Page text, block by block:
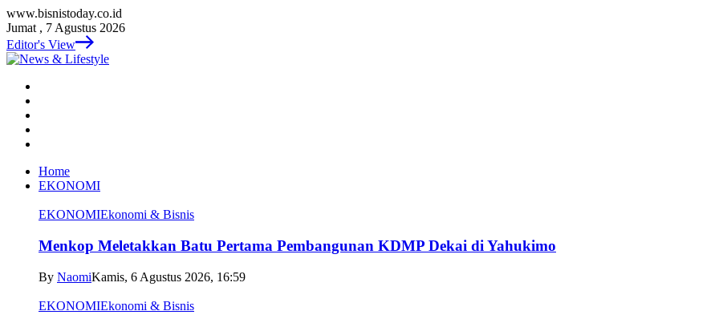
www.bisnistoday.co.id
Jumat , 7 Agustus 2026
Editor's View
Home
EKONOMI
EKONOMIEkonomi & Bisnis
Menkop Meletakkan Batu Pertama Pembangunan KDMP Dekai di Yahukimo
By NaomiKamis, 6 Agustus 2026, 16:59
EKONOMIEkonomi & Bisnis